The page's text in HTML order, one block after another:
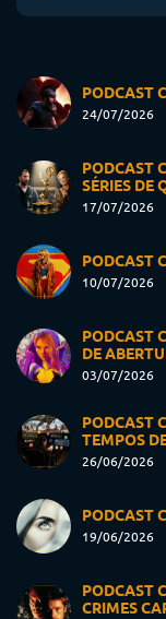
PODCAST
24/07/2026
PODCAST
SÉRIES DE
17/07/2026
PODCAST
10/07/2026
PODCAST
DE
03/07/2026
PODCAST
TEMPOS
26/06/2026
PODCAST
19/06/2026
PODCAST
CRIMES